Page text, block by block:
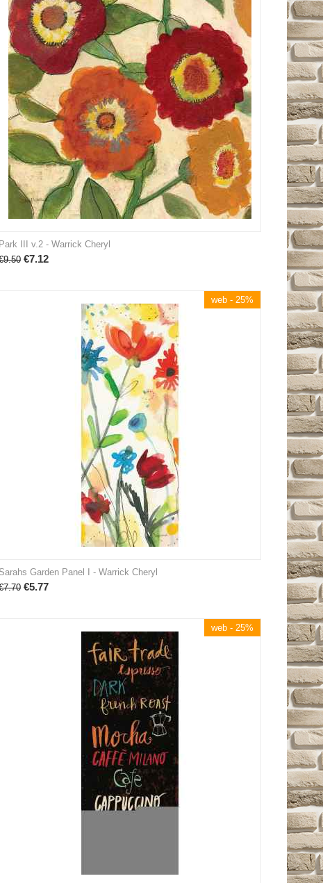
Park III v.2 - Warrick Cheryl
9.50 €7.12
web - 25%
Sarahs Garden Panel I - Warrick Cheryl
7.70 €5.77
web - 25%